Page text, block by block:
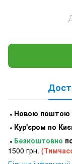
● Новою поштою
● Кур'єром по
● Безкоштовно
1500 грн.